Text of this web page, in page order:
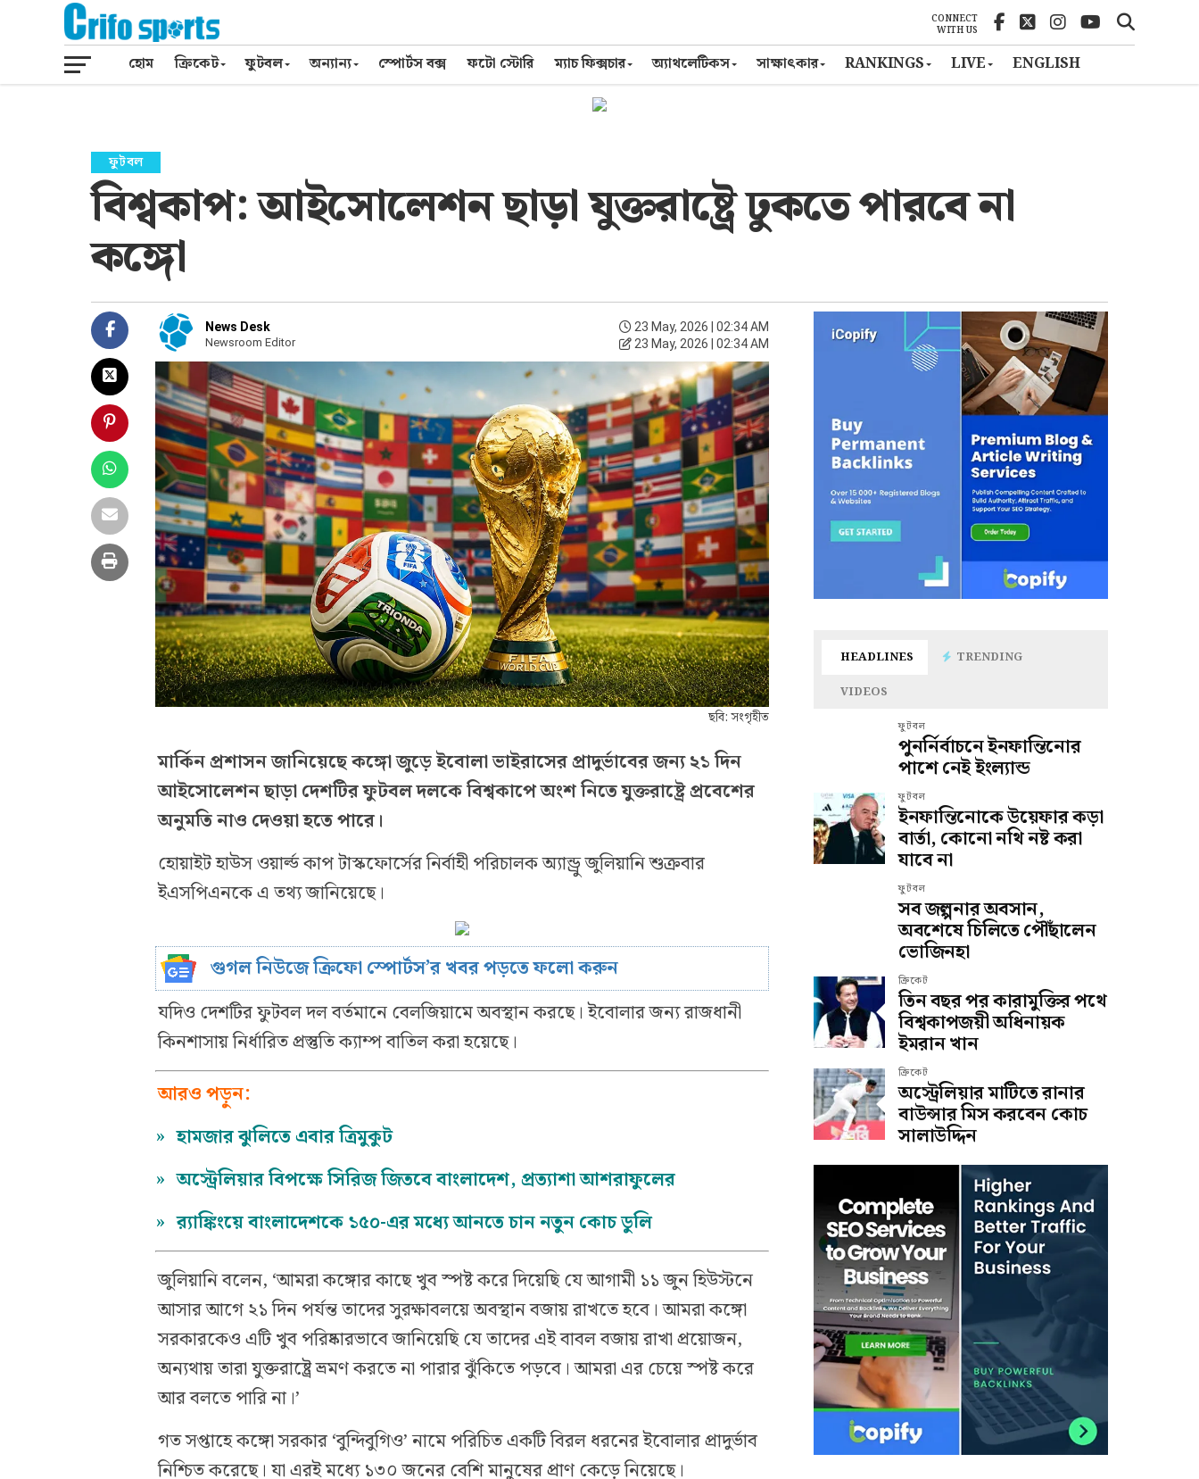
CONNECT
WITH US
হোম ক্রিকেট ফুটবল অন্যান্য স্পোর্টস বক্স ফটো স্টোরি ম্যাচ ফিক্সচার অ্যাথলেটিকস সাক্ষাৎকার RANKINGS LIVE ENGLISH
ফুটবল
বিশ্বকাপ: আইসোলেশন ছাড়া যুক্তরাষ্ট্রে ঢুকতে পারবে না
কঙ্গো
News Desk
Newsroom Editor
23 May, 2026 | 02:34 AM
23 May, 2026 | 02:34 AM
ছবি: সংগৃহীত
মার্কিন প্রশাসন জানিয়েছে কঙ্গো জুড়ে ইবোলা ভাইরাসের প্রাদুর্ভাবের জন্য ২১ দিন
আইসোলেশন ছাড়া দেশটির ফুটবল দলকে বিশ্বকাপে অংশ নিতে যুক্তরাষ্ট্রে প্রবেশের
অনুমতি নাও দেওয়া হতে পারে।
হোয়াইট হাউস ওয়ার্ল্ড কাপ টাস্কফোর্সের নির্বাহী পরিচালক অ্যান্ড্রু জুলিয়ানি শুক্রবার
ইএসপিএনকে এ তথ্য জানিয়েছে।
গুগল নিউজে ক্রিফো স্পোর্টস’র খবর পড়তে ফলো করুন
যদিও দেশটির ফুটবল দল বর্তমানে বেলজিয়ামে অবস্থান করছে। ইবোলার জন্য রাজধানী
কিনশাসায় নির্ধারিত প্রস্তুতি ক্যাম্প বাতিল করা হয়েছে।
আরও পড়ুন:
» হামজার ঝুলিতে এবার ত্রিমুকুট
» অস্ট্রেলিয়ার বিপক্ষে সিরিজ জিতবে বাংলাদেশ, প্রত্যাশা আশরাফুলের
» র‌্যাঙ্কিংয়ে বাংলাদেশকে ১৫০-এর মধ্যে আনতে চান নতুন কোচ ডুলি
জুলিয়ানি বলেন, ‘আমরা কঙ্গোর কাছে খুব স্পষ্ট করে দিয়েছি যে আগামী ১১ জুন হিউস্টনে
আসার আগে ২১ দিন পর্যন্ত তাদের সুরক্ষাবলয়ে অবস্থান বজায় রাখতে হবে। আমরা কঙ্গো
সরকারকেও এটি খুব পরিষ্কারভাবে জানিয়েছি যে তাদের এই বাবল বজায় রাখা প্রয়োজন,
অন্যথায় তারা যুক্তরাষ্ট্রে ভ্রমণ করতে না পারার ঝুঁকিতে পড়বে। আমরা এর চেয়ে স্পষ্ট করে
আর বলতে পারি না।’
গত সপ্তাহে কঙ্গো সরকার ‘বুন্দিবুগিও’ নামে পরিচিত একটি বিরল ধরনের ইবোলার প্রাদুর্ভাব
নিশ্চিত করেছে। যা এরই মধ্যে ১৩০ জনের বেশি মানুষের প্রাণ কেড়ে নিয়েছে।
HEADLINES
TRENDING
VIDEOS
ফুটবল
পুনর্নির্বাচনে ইনফান্তিনোর
পাশে নেই ইংল্যান্ড
ফুটবল
ইনফান্তিনোকে উয়েফার কড়া
বার্তা, কোনো নথি নষ্ট করা
যাবে না
ফুটবল
সব জল্পনার অবসান,
অবশেষে চিলিতে পৌঁছালেন
ভোজিনহা
ক্রিকেট
তিন বছর পর কারামুক্তির পথে
বিশ্বকাপজয়ী অধিনায়ক
ইমরান খান
ক্রিকেট
অস্ট্রেলিয়ার মাটিতে রানার
বাউন্সার মিস করবেন কোচ
সালাউদ্দিন